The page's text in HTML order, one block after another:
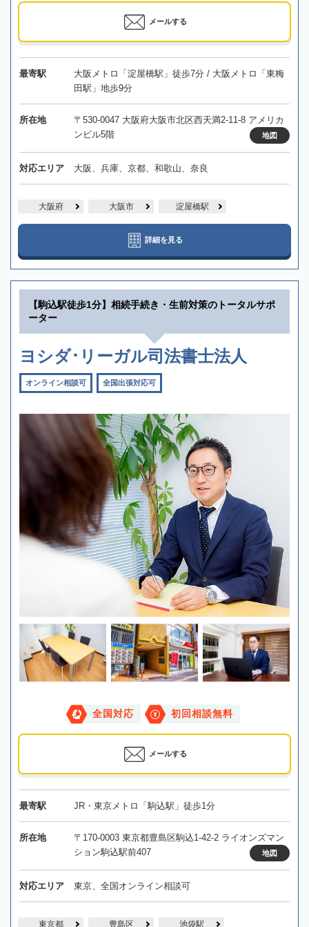
メールする
最寄駅
大阪メトロ「淀屋橋駅」徒歩7分 / 大阪メトロ「東梅
田駅」地歩9分
所在地
〒530-0047 大阪府大阪市北区西天満2-11-8 アメリカ
ンビル5階
地図
対応エリア 大阪、兵庫、京都、和歌山、奈良
大阪府 大阪市 淀屋橋駅
詳細を見る
【駒込駅徒歩1分】相続手続き・生前対策のトータルサポ
ーター
ヨシダ･リーガル司法書士法人
オンライン相談可 全国出張対応可
全国対応 初回相談無料
メールする
最寄駅 JR・東京メトロ「駒込駅」徒歩1分
所在地
〒170-0003 東京都豊島区駒込1-42-2 ライオンズマン
ション駒込駅前407
地図
対応エリア 東京、全国オンライン相談可
東京都 豊島区 池袋駅